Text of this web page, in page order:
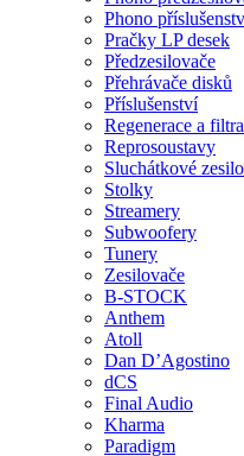
Phono
Pračky LP desek
Předzesilovače
Přehrávače disků
Příslušenství
Regenerace a
Reprosoustavy
Sluchátkové
Stolky
Streamery
Subwoofery
Tunery
Zesilovače
B-STOCK
Anthem
Atoll
Dan D’Agostino
dCS
Final Audio
Kharma
Paradigm